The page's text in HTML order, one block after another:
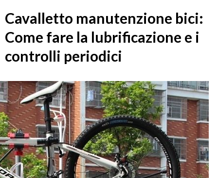
Cavalletto manutenzione bici:
Come fare la lubrificazione e i
controlli periodici